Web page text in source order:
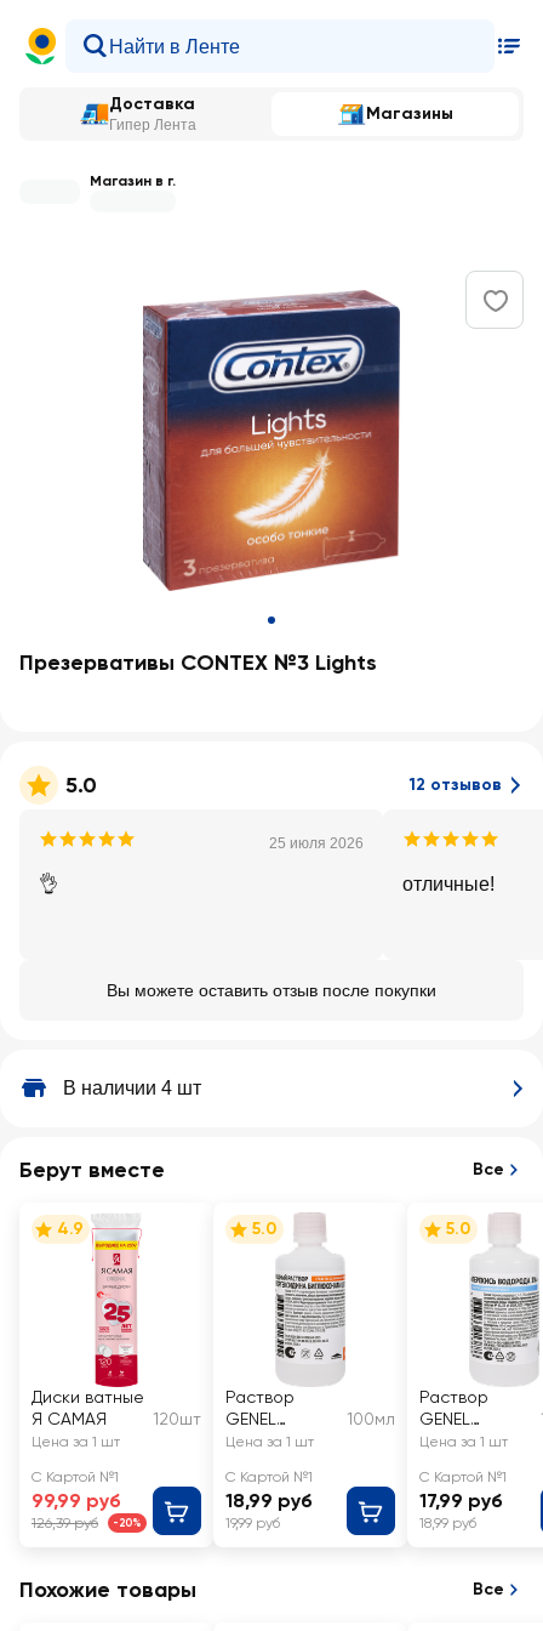
Доставка
Гипер Лента
Магазины
Магазин в г.
Презервативы CONTEX №3 Lights
5.0 12 отзывов
25 июля 2026
👌 отличные!
Вы можете оставить отзыв после покупки
В наличии 4 шт
Берут вместе Все
4.9
Диски ватные
Я САМАЯ
120шт
Цена за 1 шт
С Картой №1
99,99 руб
126,39 руб -20%
5.0
Раствор
GENEL
Хлоргексидин
0,05%
100мл
Цена за 1 шт
С Картой №1
18,99 руб
19,99 руб
5.0
Раствор
GENEL
Перекись
Цена за 1 шт
С Картой №1
17,99 руб
18,99 руб
Похожие товары Все